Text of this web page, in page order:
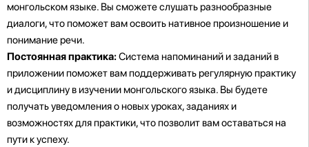
монгольском языке. Вы сможете слушать разнообразные
диалоги, что поможет вам освоить нативное произношение и
понимание речи.
Постоянная практика:Система напоминаний и заданий в
приложении поможет вам поддерживать регулярную практику
и дисциплину в изучении монгольского языка. Вы будете
получать уведомления о новых уроках, заданиях и
возможностях для практики, что позволит вам оставаться на
пути к успеху.